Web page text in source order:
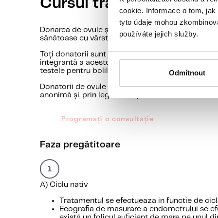
cookie. Informace o tom,
tyto údaje mohou
používáte jejich služby.
Odmítnout
Cursul tratamentului
Donarea de ovule și spermă este legală în
sănătoase cu vârste cuprinse între 18 și 32 de
Toți donatorii sunt supuși unor examinări
integrantă a acestor examinări, care reduce
testele pentru bolile cu transmitere sexuală (HIV,
Donatorii de ovule și spermatozoizi sunt
anonimă și, prin lege, un copil născut în acest
Programați o consultație
Faza pregătitoare
A) Ciclu nativ
Tratamentul se efectueaza in functie de
Ecografia de masurare a endometrului se